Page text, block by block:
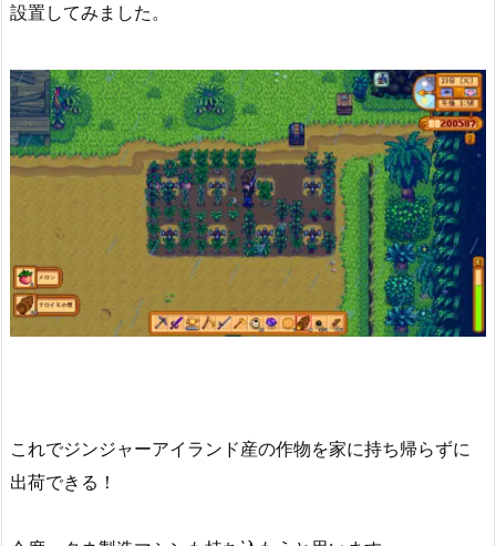
設置してみました。
これでジンジャーアイランド産の作物を家に持ち帰らずに
出荷できる！